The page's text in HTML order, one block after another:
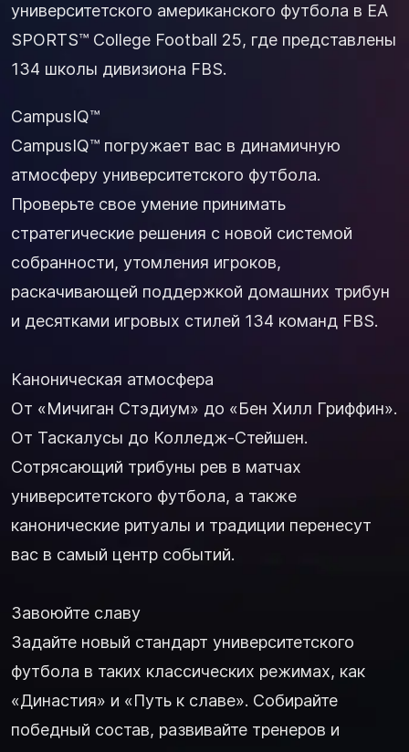
университетского американского футбола в EA
SPORTS™ College Football 25, где представлены
134 школы дивизиона FBS.
CampusIQ™
CampusIQ™ погружает вас в динамичную
атмосферу университетского футбола.
Проверьте свое умение принимать
стратегические решения с новой системой
собранности, утомления игроков,
раскачивающей поддержкой домашних трибун
и десятками игровых стилей 134 команд FBS.
Каноническая атмосфера
От «Мичиган Стэдиум» до «Бен Хилл Гриффин».
От Таскалусы до Колледж-Стейшен.
Сотрясающий трибуны рев в матчах
университетского футбола, а также
канонические ритуалы и традиции перенесут
вас в самый центр событий.
Завоюйте славу
Задайте новый стандарт университетского
футбола в таких классических режимах, как
«Династия» и «Путь к славе». Собирайте
победный состав, развивайте тренеров и